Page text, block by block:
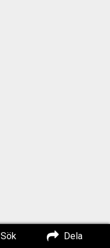
Sök Dela